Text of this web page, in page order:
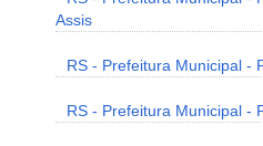
Assis
RS - Prefeitura Municipal -
RS - Prefeitura Municipal -